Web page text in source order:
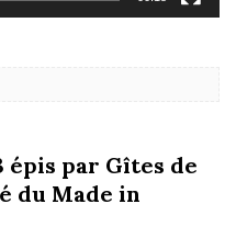
par Gîtes de
du Made in